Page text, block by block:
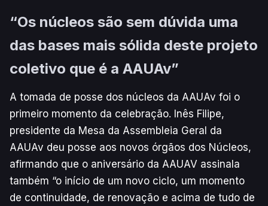
“Os núcleos são sem dúvida uma
das bases mais sólida deste projeto
coletivo que é a AAUAv”
A tomada de posse dos núcleos da AAUAv foi o
primeiro momento da celebração. Inês Filipe,
presidente da Mesa da Assembleia Geral da
AAUAv deu posse aos novos órgãos dos Núcleos,
afirmando que o aniversário da AAUAV assinala
também “o início de um novo ciclo, um momento
de continuidade, de renovação e acima de tudo de